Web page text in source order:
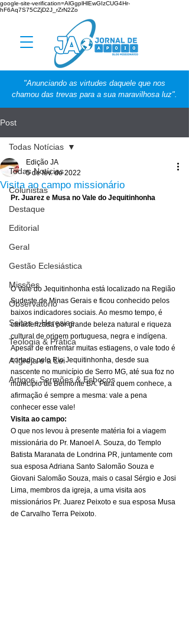
google-site-verification=AlGgplHlEwGIzCUG4Hr-
hF6Aq7S75CZjD2J_rZrN2Zo
"Anunciando as virtudes daquele que nos
chamou das trevas para a sua maravilhosa luz".
Post
Todas Notícias
Colunistas
Destaque
Editorial
Geral
Gestão Eclesiástica
Missões
Observatório
Seitas e Heresias
Teologia & Prática
A Igreja e a Lei
Artigos, Sermões & Esboços
Todas Notícias
Visita ao campo missionário
Edição JA
5 de fev. de 2022
Pr. Juarez e Musa no Vale do Jequitinhonha
O Vale do Jequitinhonha está localizado na Região
Sudeste de Minas Gerais e ficou conhecido pelos
baixos indicadores sociais. Ao mesmo tempo, é
caracterizada por grande beleza natural e riqueza
cultural de origem portuguesa, negra e indígena.
Apesar de enfrentar muitas estiagens, o vale todo é
cortado pelo Rio Jequitinhonha, desde sua
nascente no município de Serro MG, até sua foz no
município de Belmonte BA. Para quem conhece, a
afirmação é sempre a mesma: vale a pena
conhecer esse vale!
Visita ao campo:
O que nos levou à presente matéria foi a viagem
missionária do Pr. Manoel A. Souza, do Templo
Batista Maranata de Londrina PR, juntamente com
sua esposa Adriana Santo Salomão Souza e
Giovani Salomão Souza, mais o casal Sérgio e Josi
Lima, membros da igreja, a uma visita aos
missionários Pr. Juarez Peixoto e sua esposa Musa
de Carvalho Terra Peixoto.